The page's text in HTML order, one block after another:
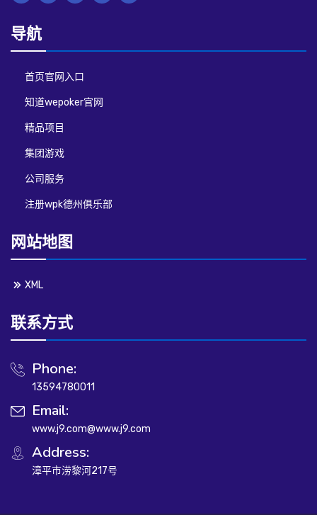
导航
首页官网入口
知道wepoker官网
精品项目
集团游戏
公司服务
注册wpk德州俱乐部
网站地图
XML
联系方式
Phone:
13594780011
Email:
www.j9.com@www.j9.com
Address:
漳平市涝黎河217号